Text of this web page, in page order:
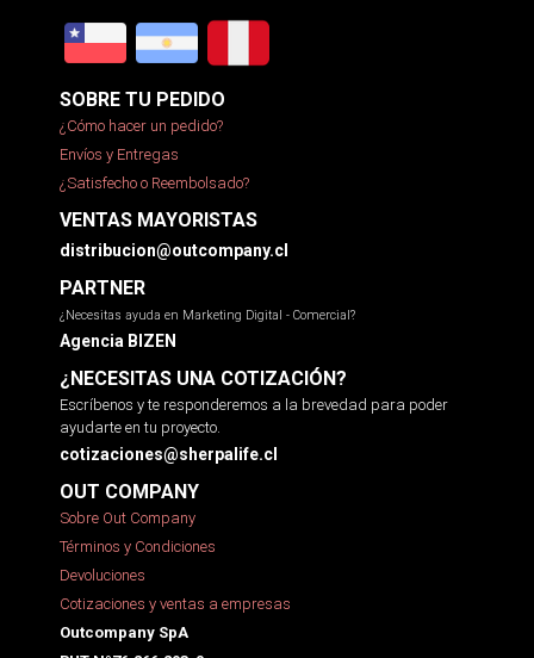
SOBRE TU PEDIDO
¿Cómo hacer un pedido?
Envíos y Entregas
¿Satisfecho o Reembolsado?
VENTAS MAYORISTAS
distribucion@outcompany.cl
PARTNER
¿Necesitas ayuda en Marketing Digital - Comercial?
Agencia BIZEN
¿NECESITAS UNA COTIZACIÓN?
Escríbenos y te responderemos a la brevedad para poder
ayudarte en tu proyecto.
cotizaciones@sherpalife.cl
OUT COMPANY
Sobre Out Company
Términos y Condiciones
Devoluciones
Cotizaciones y ventas a empresas
Outcompany SpA